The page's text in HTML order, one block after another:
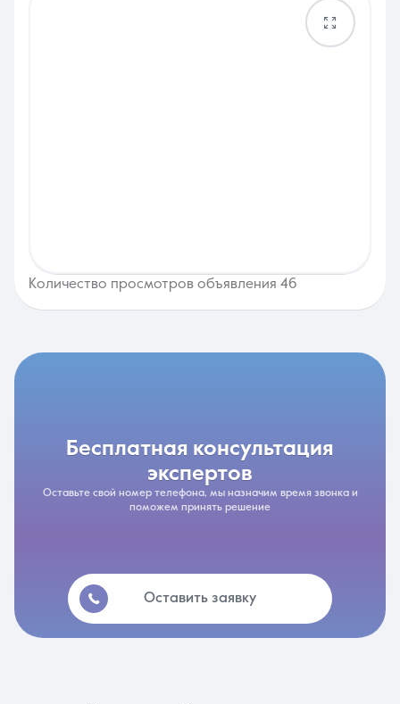
Количество просмотров объявления 46
бесплатная консультация
экспертов
Оставьте свой номер телефона, мы назначим время звонка и
поможем принять решение
Оставить заявку